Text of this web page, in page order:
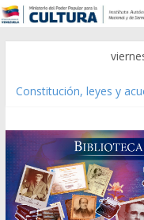
Constitución, leyes y
Modesta Bor Sánchez
Gaceta Oficial de la
Caracas 09 de marzo
Catálogo temático de